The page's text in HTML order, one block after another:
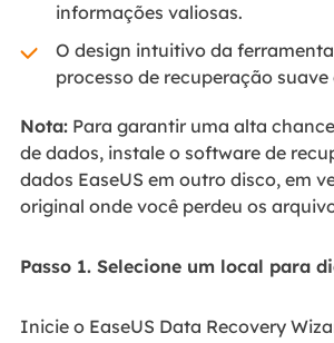
informações valiosas.
O design intuitivo da
processo de recuperação suave
Nota:Para garantir uma alta
de dados, instale o software de
dados EaseUS em outro disco, em
original onde você perdeu os
Passo 1. Selecione um local para
Inicie o EaseUS Data Recovery